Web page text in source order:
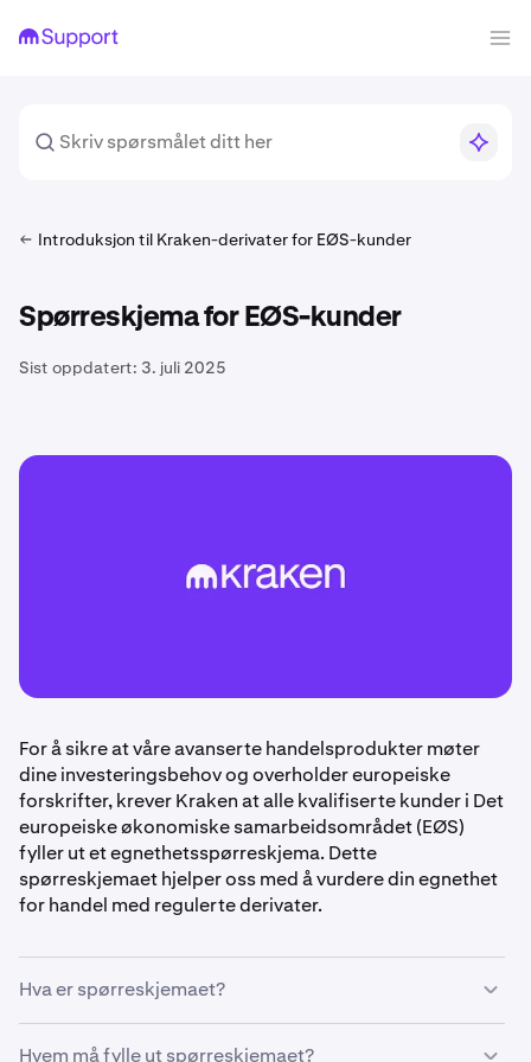
Introduksjon til Kraken-derivater for EØS-kunder
Spørreskjema for EØS-kunder
Sist oppdatert: 3. juli 2025
For å sikre at våre avanserte handelsprodukter møter
dine investeringsbehov og overholder europeiske
forskrifter, krever Kraken at alle kvalifiserte kunder i Det
europeiske økonomiske samarbeidsområdet (EØS)
fyller ut et egnethetsspørreskjema. Dette
spørreskjemaet hjelper oss med å vurdere din egnethet
for handel med regulerte derivater.
Hva er spørreskjemaet?
Spørreskjemaet
er et obligatorisk trinn for EØS-kunder
Hvem må fylle ut spørreskjemaet?